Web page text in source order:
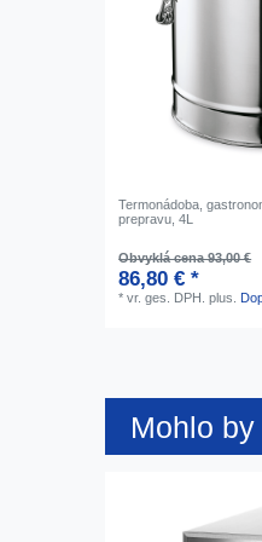
Termonádoba,
prepravu, 4L
Obvyklá cena 93,00 €
86,80 € *
*vr. ges. DPH. plus.
Mohlo